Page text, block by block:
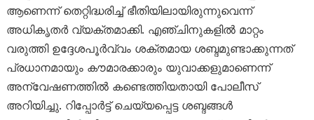
ആണെന്ന് തെറ്റിദ്ധരിച്ച് ഭീതിയിലായിരുന്നുവെന്ന്
അധികൃതർ വ്യക്തമാക്കി. എഞ്ചിനുകളിൽ മാറ്റം
വരുത്തി ഉദ്ദേശപൂർവ്വം ശക്തമായ ശബ്ദമുണ്ടാക്കുന്നത്
പ്രധാനമായും കൗമാരക്കാരും യുവാക്കളുമാണെന്ന്
അന്വേഷണത്തിൽ കണ്ടെത്തിയതായി പോലീസ്
അറിയിച്ചു. റിപ്പോർട്ട് ചെയ്യപ്പെട്ട ശബ്ദങ്ങൾ